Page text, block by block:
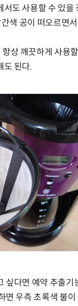
도 사용할 수 있을
색 공이 떠오르면
상 깨끗하게 사용
도 된다.
싶다면 예약 추출
면 우측 초록색 불
“계속 쫓아왔다”…도망치던 우크라 민간인 공격한 러 자폭 드론